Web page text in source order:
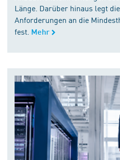
Länge. Darüber hinaus legt
Anforderungen an die
fest. Mehr